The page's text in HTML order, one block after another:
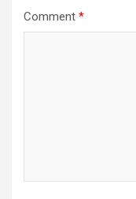
Comment *